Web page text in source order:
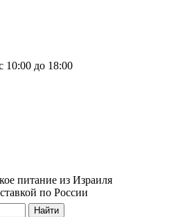
10:00 до 18:00
питание из Израиля
по России
Найти